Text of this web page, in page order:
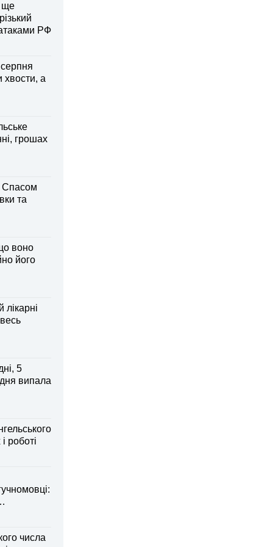
ще
РФ
хвости, а
грошах
Спасом
та
воно
його
5
випала
роботі
числа